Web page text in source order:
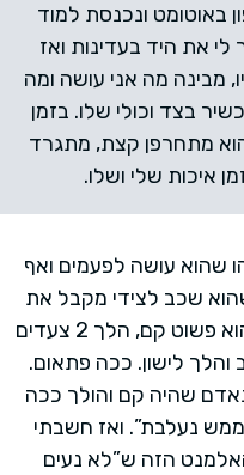
באוטומט ונכנסת למוד
לי את היד בעדינות ואז
מבינה מה אני עושה ומה
בצד וכולי שלו. בזמן
מתחרפן קצת, מתגרד
איכות שלי ושלו.
שהוא עושה לפעמים ואף
שכב לצידי מקבל את
הליטופים המושקעים ביותר שלי, הוא פשוט קם, הלך 2 צעדים
נשכב והלך לישון. ככה פתאום.
שהיה קם והולך ככה
נעלבת”. ואז חשבתי
הזה ש”לא נעים